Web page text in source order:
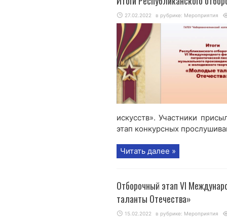
27.02.2022 в рубрике: Мероприятия
искусств». Участники
этап конкурсных
Читать далее »
Отборочный этап VI
таланты Отечества»
15.02.2022 в рубрике: Мероприятия